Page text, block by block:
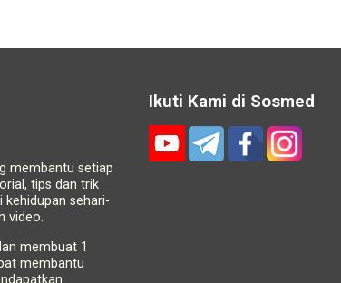
membantu setiap
tips dan trik
kehidupan sehari-
video.
membuat 1
membantu
Ikuti Kami di Sosmed